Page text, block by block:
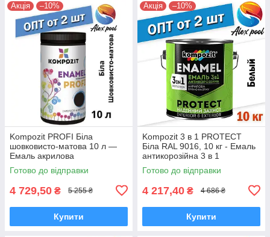
Акція –10%
Kompozit PROFI Біла
шовковисто-матова 10 л —
Емаль акрилова
Готово до відправки
4 729,50 ₴ 5 255 ₴
Купити
Акція –10%
Kompozit 3 в 1 PROTECT
Біла RAL 9016, 10 кг - Емаль
антикорозійна 3 в 1
універсальна
Готово до відправки
4 217,40 ₴ 4 686 ₴
Купити